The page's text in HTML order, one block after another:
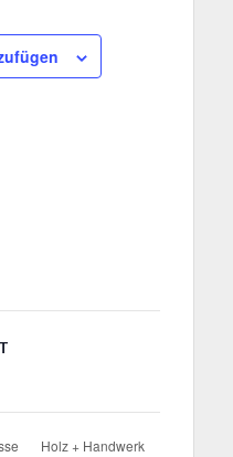
Holz + Handwerk